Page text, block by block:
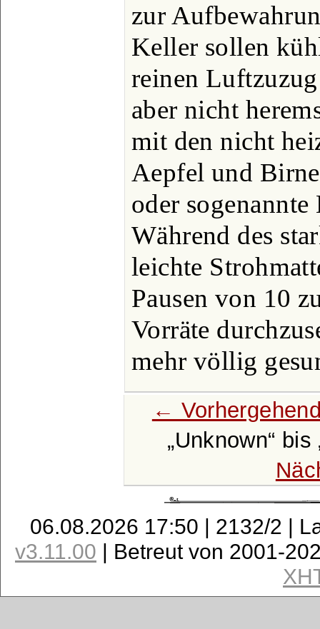
zur
Keller sollen
reinen
aber nicht
mit den nicht
Aepfel und
oder
Während des
leichte
Pausen von 10
Vorräte
mehr völlig
←
Unknown
bis
06.08.2026 17:50 | 2132/2 |
v3.11.00 | Betreut von 2001-